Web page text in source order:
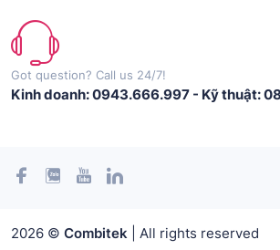
Got question? Call us 24/7!
Kinh doanh: 0943.666.997 - Kỹ thuật:
2026 © Combitek | All rights reserved